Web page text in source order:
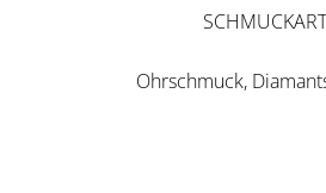
SCHMUCKART
Ohrschmuck,